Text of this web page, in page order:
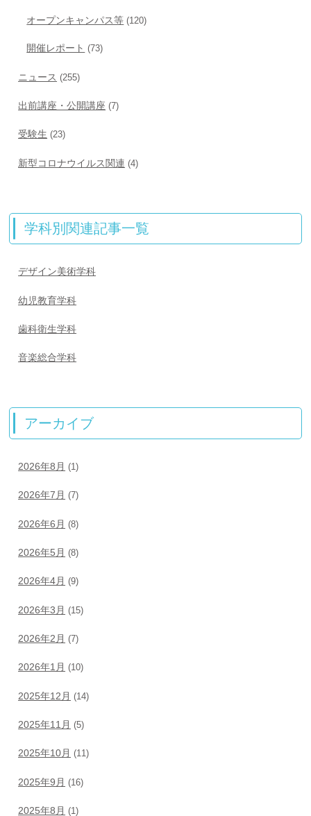
オープンキャンパス等 (120)
開催レポート (73)
ニュース (255)
出前講座・公開講座 (7)
受験生 (23)
新型コロナウイルス関連 (4)
学科別関連記事一覧
デザイン美術学科
幼児教育学科
歯科衛生学科
音楽総合学科
アーカイブ
2026年8月 (1)
2026年7月 (7)
2026年6月 (8)
2026年5月 (8)
2026年4月 (9)
2026年3月 (15)
2026年2月 (7)
2026年1月 (10)
2025年12月 (14)
2025年11月 (5)
2025年10月 (11)
2025年9月 (16)
2025年8月 (1)